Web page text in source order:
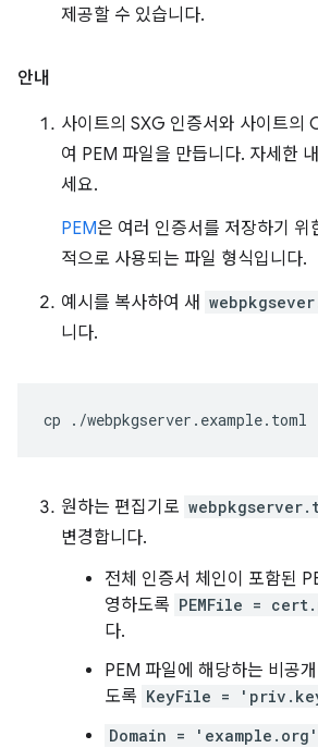
제공할 수 있습니다.
안내
사이트의 SXG 인증서와 사이트의
여 PEM 파일을 만듭니다. 자세한
세요.
PEM은 여러 인증서를 저장하기 위
적으로 사용되는 파일 형식입니다.
예시를 복사하여 새
니다.
cp ./webpkgserver.example.toml
원하는 편집기로
변경합니다.
전체 인증서 체인이 포함된
영하도록 PEMFile =
다.
PEM 파일에 해당하는 비공
도록 KeyFile =
Domain = 'example.org'